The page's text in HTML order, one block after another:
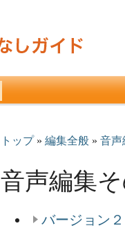
トップ» 編集全般 » 音声
音声編集
バージョン